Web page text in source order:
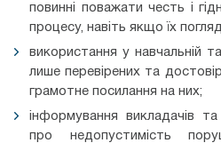
повинні поважати честь і
процесу, навіть якщо їх
використання у навчальній
лише перевірених та
грамотне посилання на них;
інформування викладачів
про недопустимість